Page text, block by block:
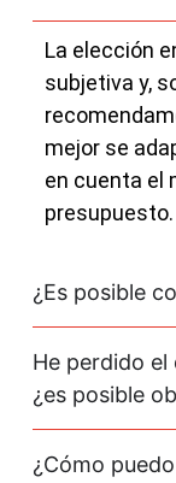
La elección
subjetiva y,
mejor se
en cuenta el
presupuesto.
¿Es posible
He perdido
¿es posible
¿Cómo